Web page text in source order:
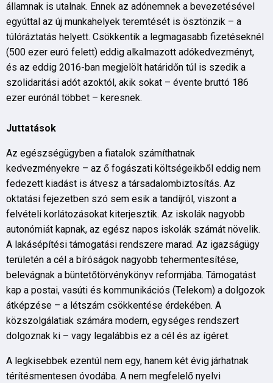
államnak is utalnak. Ennek az adónemnek a bevezetésével
egyúttal az új munkahelyek teremtését is ösztönzik – a
túlóráztatás helyett. Csökkentik a legmagasabb fizetéseknél
(500 ezer euró felett) eddig alkalmazott adókedvezményt,
és az eddig 2016-ban megjelölt határidőn túl is szedik a
szolidaritási adót azoktól, akik sokat – évente bruttó 186
ezer eurónál többet – keresnek.
Juttatások
Az egészségügyben a fiatalok számíthatnak
kedvezményekre – az ő fogászati költségeikből eddig nem
fedezett kiadást is átvesz a társadalombiztosítás. Az
oktatási fejezetben szó sem esik a tandíjról, viszont a
felvételi korlátozásokat kiterjesztik. Az iskolák nagyobb
autonómiát kapnak, az egész napos iskolák számát növelik.
A lakásépítési támogatási rendszere marad. Az igazságügy
területén a cél a bíróságok nagyobb tehermentesítése,
belevágnak a büntetőtörvénykönyv reformjába. Támogatást
kap a postai, vasúti és kommunikációs (Telekom) a dolgozok
átképzése – a létszám csökkentése érdekében. A
közszolgálatiak számára modern, egységes rendszert
dolgoznak ki – vagy legalábbis ez a cél és az ígéret.
A legkisebbek ezentúl nem egy, hanem két évig járhatnak
térítésmentesen óvodába. A nem megfelelő nyelvi